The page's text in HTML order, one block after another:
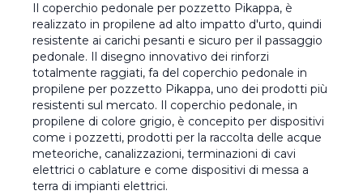
Il coperchio pedonale per pozzetto Pikappa, è
realizzato in propilene ad alto impatto d'urto, quindi
resistente ai carichi pesanti e sicuro per il passaggio
pedonale. Il disegno innovativo dei rinforzi
totalmente raggiati, fa del coperchio pedonale in
propilene per pozzetto Pikappa, uno dei prodotti più
resistenti sul mercato. Il coperchio pedonale, in
propilene di colore grigio, è concepito per dispositivi
come i pozzetti, prodotti per la raccolta delle acque
meteoriche, canalizzazioni, terminazioni di cavi
elettrici o cablature e come dispositivi di messa a
terra di impianti elettrici.